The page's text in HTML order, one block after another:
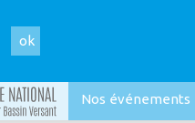
ok
Nos événements